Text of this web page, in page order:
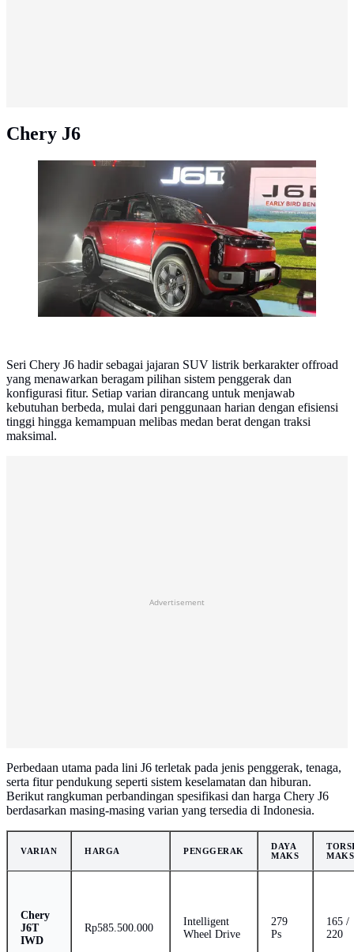
Chery J6
Harganya Masih Rahasia, Ini Perbedaan Chery J6T dan
J6 Standar (Arief A/Liputan6.com)
Seri Chery J6 hadir sebagai jajaran SUV listrik berkarakter offroad
yang menawarkan beragam pilihan sistem penggerak dan
konfigurasi fitur. Setiap varian dirancang untuk menjawab
kebutuhan berbeda, mulai dari penggunaan harian dengan efisiensi
tinggi hingga kemampuan melibas medan berat dengan traksi
maksimal.
Advertisement
Perbedaan utama pada lini J6 terletak pada jenis penggerak, tenaga,
serta fitur pendukung seperti sistem keselamatan dan hiburan.
Berikut rangkuman perbandingan spesifikasi dan harga Chery J6
berdasarkan masing-masing varian yang tersedia di Indonesia.
VARIAN HARGA PENGGERAK
DAYA
MAKS
MAKS
Chery
J6T
IWD
Rp585.500.000
Intelligent
Wheel Drive
279
Ps
165 /
220